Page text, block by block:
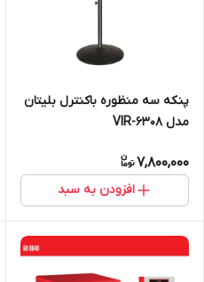
پنکه سه منظوره باکنترل بلیتان
مدل VIR-6308
7,800,000
افزودن به سبد